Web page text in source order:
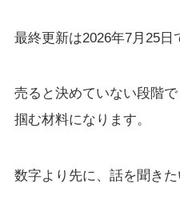
最終更新は2026年7月25日
売ると決めていない段階
掴む材料になります。
数字より先に、話を聞きた